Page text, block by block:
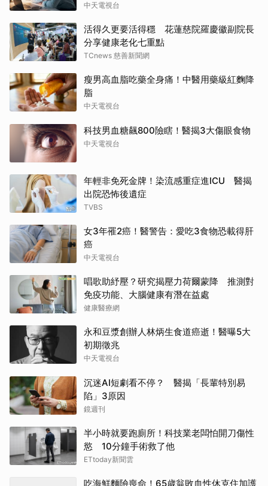
中天電視台
活得久更要活得穩 花蓮慈院羅慶徽副院長
分享健康老化七重點
TCnews 慈善新聞網
瘦男高血脂吃藥全身痛！中醫用藥級紅麴降
脂
中天電視台
科技男血糖飆800險瞎！醫揭3大傷眼食物
中天電視台
年輕非免死金牌！染流感重症進ICU 醫揭
出院恐怖後遺症
TVBS
女3年罹2癌！醫警告：愛吃3食物恐載得肝
癌
中天電視台
唱歌助紓壓？研究揭壓力荷爾蒙降 推測對
免疫功能、大腦健康有潛在益處
健康醫療網
永和豆漿創辦人林炳生食道癌逝！醫曝5大
初期徵兆
中天電視台
沉迷AI短劇看不停？ 醫揭「長輩特別易
陷」3原因
鏡週刊
半小時就要跑廁所！科技業老闆怕開刀傷性
慾 10分鐘手術救了他
ETtoday新聞雲
吃海鮮麵險喪命！65歲翁敗血性休克住加護